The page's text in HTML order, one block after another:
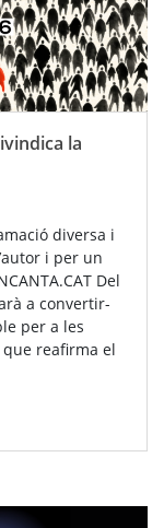
la
diversa i
i per un
Del
a convertir-
per a les
reafirma el